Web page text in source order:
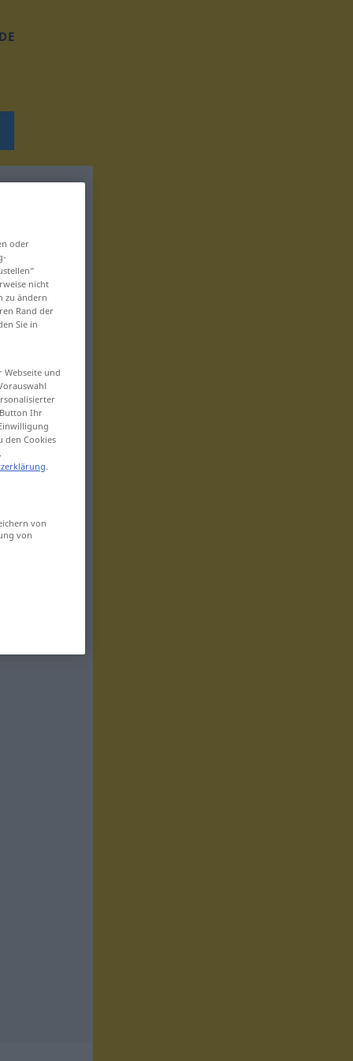
DE
oder
nicht
zu ändern
Rand der
Sie in
und
Ihr
den Cookies
.
von
von